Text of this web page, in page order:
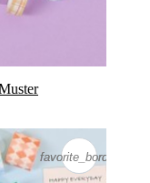
favorite_border
favorite_border